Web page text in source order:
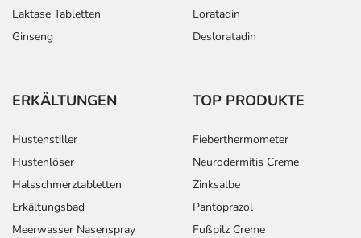
Laktase Tabletten
Ginseng
Loratadin
Desloratadin
ERKÄLTUNGEN
Hustenstiller
Hustenlöser
Halsschmerztabletten
Erkältungsbad
Meerwasser Nasenspray
TOP PRODUKTE
Fieberthermometer
Neurodermitis Creme
Zinksalbe
Pantoprazol
Fußpilz Creme